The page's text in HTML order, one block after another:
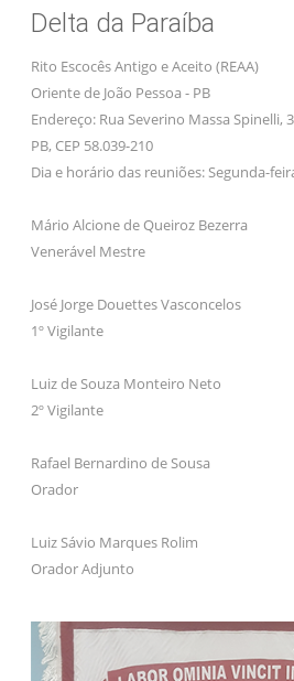
Delta da Paraíba
Rito Escocês Antigo e Aceito (REAA)
Oriente de João Pessoa - PB
Endereço: Rua Severino Massa Spinelli,
PB, CEP 58.039-210
Dia e horário das reuniões: Segunda-
Mário Alcione de Queiroz Bezerra
Venerável Mestre
José Jorge Douettes Vasconcelos
1º Vigilante
Luiz de Souza Monteiro Neto
2º Vigilante
Rafael Bernardino de Sousa
Orador
Luiz Sávio Marques Rolim
Orador Adjunto